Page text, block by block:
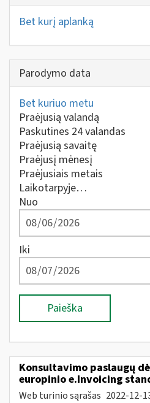
Bet kurį aplanką
Parodymo data
Bet kuriuo metu
Praėjusią valandą
Paskutines 24 valandas
Praėjusią savaitę
Praėjusį mėnesį
Praėjusiais metais
Laikotarpyje…
Nuo
Iki
Paieška
Konsultavimo paslaugų
europinio e.Invoicing
Web turinio sąrašas 2022-12-